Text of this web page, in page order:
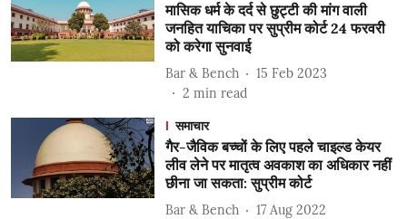
मासिक धर्म के दर्द से छुट्टी की मांग वाली
जनहित याचिका पर सुप्रीम कोर्ट 24 फरवरी
को करेगा सुनवाई
Bar & Bench
15 Feb 2023
2 min read
समाचार
गैर-जैविक बच्चों के लिए पहले चाइल्ड केयर
लीव लेने पर मातृत्व अवकाश का अधिकार नहीं
छीना जा सकता: सुप्रीम कोर्ट
Bar & Bench
17 Aug 2022